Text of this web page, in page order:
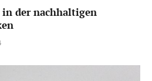
in der nachhaltigen